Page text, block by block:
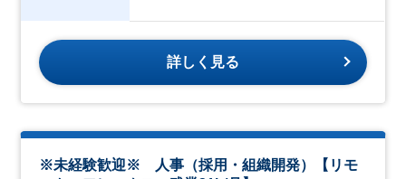
詳しく見る
※未経験歓迎※ 人事（採用・組織開発）【リモ